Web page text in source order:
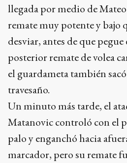
llegada por medio de
remate muy potente y bajo
desviar, antes de que
posterior remate de volea
el guardameta también
travesaño.
Un minuto más tarde, el
Matanovic controló con el
palo y enganchó hacia
marcador, pero su remate